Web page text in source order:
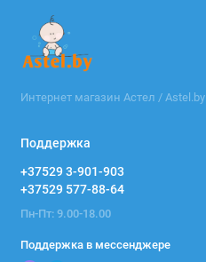
Интернет магазин Астел / Astel.by
Поддержка
+37529 3-901-903
+37529 577-88-64
Пн-Пт: 9.00-18.00
Поддержка в мессенджере